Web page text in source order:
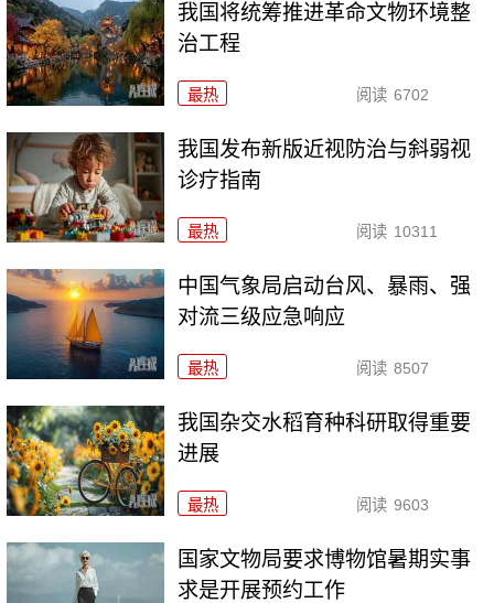
我国将统筹推进革命文物环境整
治工程
最热 阅读 6702
我国发布新版近视防治与斜弱视
诊疗指南
最热 阅读 10311
中国气象局启动台风、暴雨、强
对流三级应急响应
最热 阅读 8507
我国杂交水稻育种科研取得重要
进展
最热 阅读 9603
国家文物局要求博物馆暑期实事
求是开展预约工作